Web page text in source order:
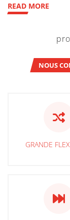
linéaire et du
READ MORE
NOUS
GRANDE